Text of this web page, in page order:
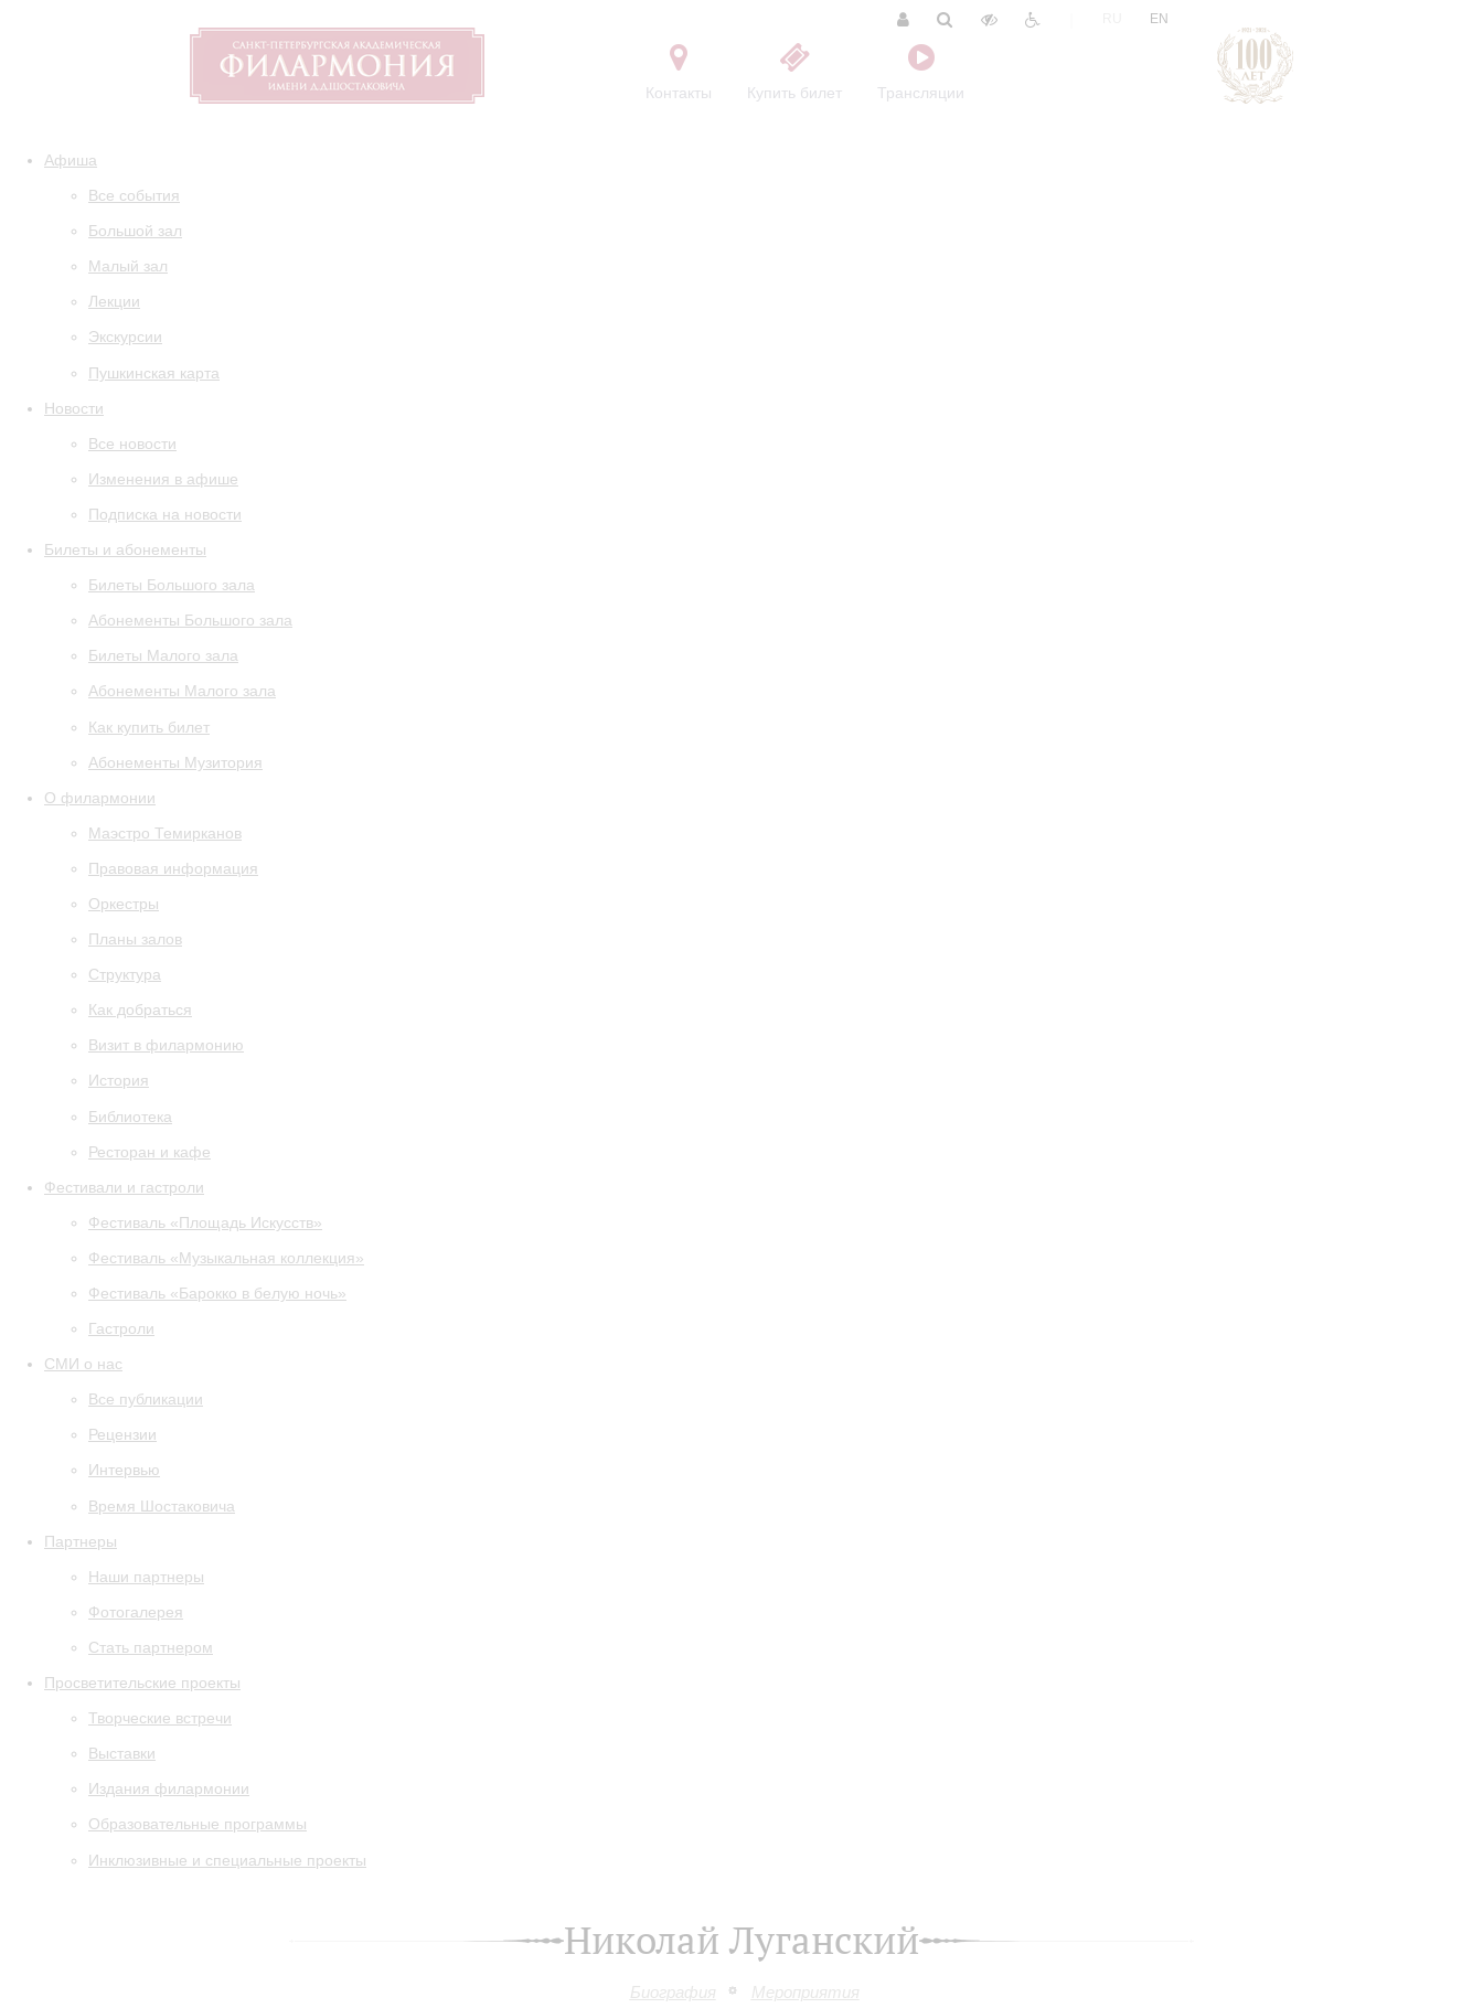
Контакты Купить билет Трансляции
EN
Афиша
Все события
Большой зал
Малый зал
Лекции
Экскурсии
Пушкинская карта
Новости
Все новости
Изменения в афише
Подписка на новости
Билеты и абонементы
Билеты Большого зала
Абонементы Большого зала
Билеты Малого зала
Абонементы Малого зала
Как купить билет
Абонементы Музитория
О филармонии
Маэстро Темирканов
Правовая информация
Оркестры
Планы залов
Структура
Как добраться
Визит в филармонию
История
Библиотека
Ресторан и кафе
Фестивали и гастроли
Фестиваль «Площадь Искусств»
Фестиваль «Музыкальная коллекция»
Фестиваль «Барокко в белую ночь»
Гастроли
СМИ о нас
Все публикации
Рецензии
Интервью
Время Шостаковича
Партнеры
Наши партнеры
Фотогалерея
Стать партнером
Просветительские проекты
Творческие встречи
Выставки
Издания филармонии
Образовательные программы
Инклюзивные и специальные проекты
Николай Луганский
Биография Мероприятия